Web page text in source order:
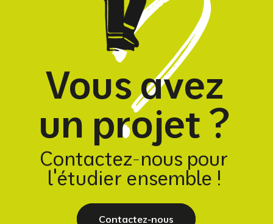
Vous avez
un projet ?
Contactez-nous pour
l'étudier ensemble !
Contactez-nous